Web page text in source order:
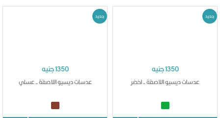
1350 جنيه
عدسات ديسيو اللاصقة - اخضر
جديد
1350 جنيه
عدسات ديسيو اللاصقة - عسلي
جديد